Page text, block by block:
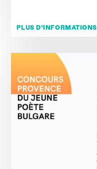
PLUS D’INFORMATIONS